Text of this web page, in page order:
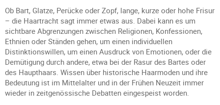
Ob Bart, Glatze, Perücke oder Zopf, lange, kurze oder hohe Frisur
– die Haartracht sagt immer etwas aus. Dabei kann es um
sichtbare Abgrenzungen zwischen Religionen, Konfessionen,
Ethnien oder Ständen gehen, um einen individuellen
Distinktionswillen, um einen Ausdruck von Emotionen, oder die
Demütigung durch andere, etwa bei der Rasur des Bartes oder
des Haupthaars. Wissen über historische Haarmoden und ihre
Bedeutung ist im Mittelalter und in der Frühen Neuzeit immer
wieder in zeitgenössische Debatten eingespeist worden.